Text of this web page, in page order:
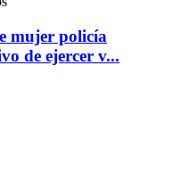
mujer policía
de ejercer v...